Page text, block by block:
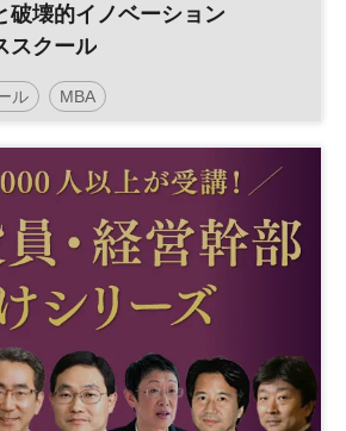
破壊的イノベーション
スクール
ル MBA